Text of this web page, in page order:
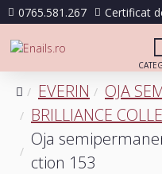
0765.581.267 Certificat
EVERIN
OJA
BRILLIANCE
Oja
ction 153